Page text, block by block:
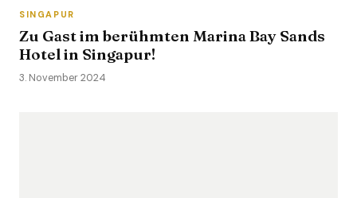
SINGAPUR
Zu Gast im berühmten Marina Bay Sands
Hotel in Singapur!
3. November 2024